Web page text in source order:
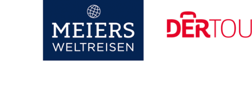
Unser Preisvergleich basiert auf den Reisen von über
45 Reiseveranstaltern. So das du garantiert den
besten Preis für deinen ausgewählten Urlaub findest.